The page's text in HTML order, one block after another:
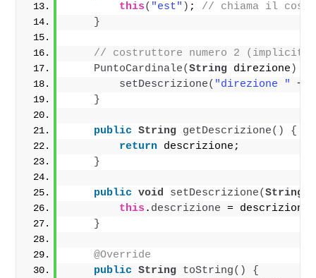
this( "est" ) ; // chiama il
}
// costruttore numero 2
PuntoCardinale(String direzione )
setDescrizione( "direzione "
+
}
public String getDescrizione()
{
return descrizione;
}
public void setDescrizione(String
this . descrizione = descrizione;
}
@Override
public
String toString()
{